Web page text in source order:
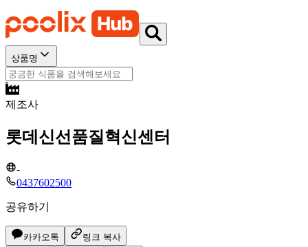
상품명
제조사
롯데신선품질혁신센터
-
0437602500
공유하기
카카오톡
링크 복사